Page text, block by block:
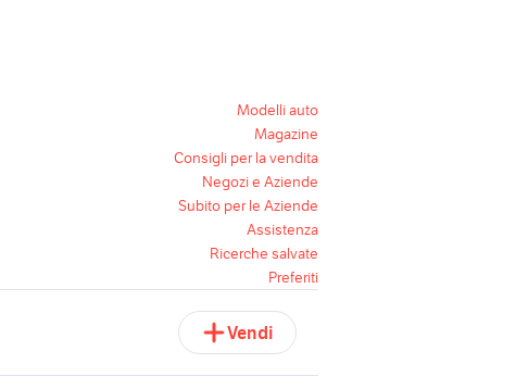
Modelli auto
Magazine
Consigli per la vendita
Negozi e Aziende
Subito per le Aziende
Assistenza
Ricerche salvate
Preferiti
Vendi